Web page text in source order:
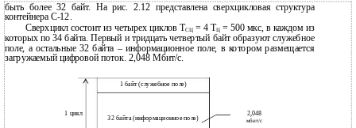
быть более 32 байт. На рис. 2.12 представлена сверхцикловая структура
контейнера С-12.
Сверхцикл состоит из четырех циклов ТСЦ = 4 ТЦ = 500 мкс, в каждом из
которых по 34 байта. Первый и тридцать четвертый байт образуют служебное
поле, а остальные 32 байта – информационное поле, в котором размещается
загружаемый цифровой поток. 2,048 Мбит/с.
1 байт (служебное поле)
1 цикл
32 байта (информационное поле)
2,048
мбит/с